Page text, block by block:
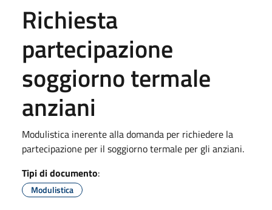
Richiesta
partecipazione
soggiorno termale
anziani
Modulistica inerente alla domanda per richiedere la
partecipazione per il soggiorno termale per gli anziani.
Tipi di documento:
Modulistica